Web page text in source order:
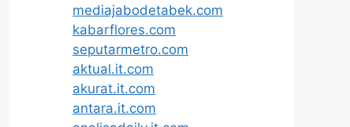
mediajabodetabek.com
kabarflores.com
seputarmetro.com
aktual.it.com
akurat.it.com
antara.it.com